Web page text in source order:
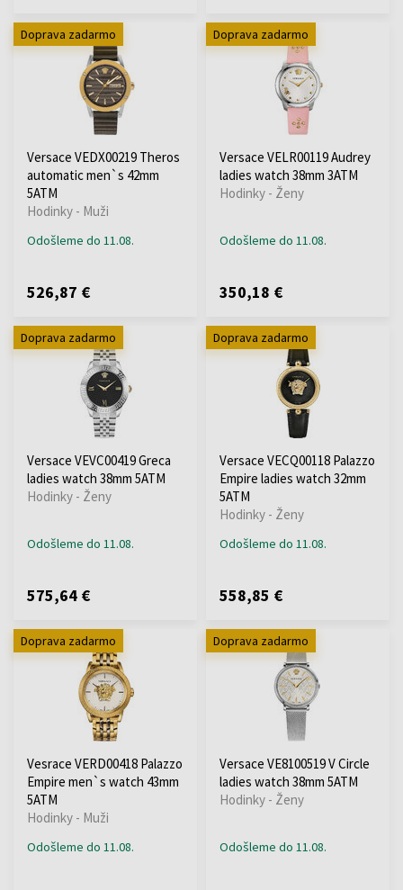
Doprava zadarmo
Versace VEDX00219 Theros
automatic men`s 42mm
5ATM
Hodinky - Muži
Odošleme do 11.08.
526,87 €
Doprava zadarmo
Versace VELR00119 Audrey
ladies watch 38mm 3ATM
Hodinky - Ženy
Odošleme do 11.08.
350,18 €
Doprava zadarmo
Versace VEVC00419 Greca
ladies watch 38mm 5ATM
Hodinky - Ženy
Odošleme do 11.08.
575,64 €
Doprava zadarmo
Versace VECQ00118 Palazzo
Empire ladies watch 32mm
5ATM
Hodinky - Ženy
Odošleme do 11.08.
558,85 €
Doprava zadarmo
Vesrace VERD00418 Palazzo
Empire men`s watch 43mm
5ATM
Hodinky - Muži
Odošleme do 11.08.
Doprava zadarmo
Versace VE8100519 V Circle
ladies watch 38mm 5ATM
Hodinky - Ženy
Odošleme do 11.08.